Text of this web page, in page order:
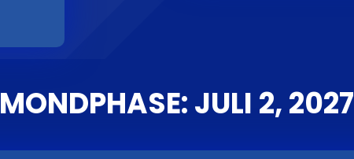
MONDPHASE: JULI 2, 2027